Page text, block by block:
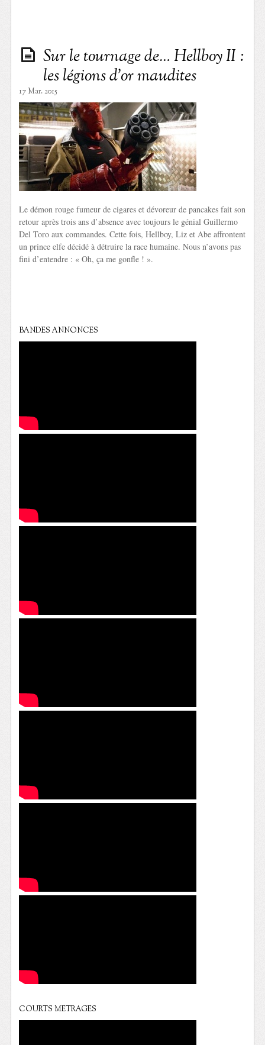
Sur le tournage de… Hellboy II :
les légions d’or maudites
17 Mar. 2015
Le démon rouge fumeur de cigares et dévoreur de pancakes fait son
retour après trois ans d’absence avec toujours le génial Guillermo
Del Toro aux commandes. Cette fois, Hellboy, Liz et Abe affrontent
un prince elfe décidé à détruire la race humaine. Nous n’avons pas
fini d’entendre : « Oh, ça me gonfle ! ».
BANDES ANNONCES
COURTS METRAGES